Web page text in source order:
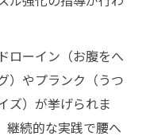
ローイン（お腹をへ
）やプランク（うつ
ズ）が挙げられま
継続的な実践で腰へ